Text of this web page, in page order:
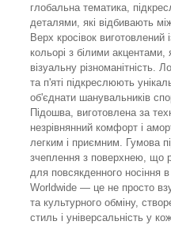
глобальна тематика,
деталями, які відбивають
Верх кросівок виготовлений
кольорі з білими акцентами,
візуальну різноманітність.
та п'яті підкреслюють
об'єднати шанувальників
Підошва, виготовлена за
незрівнянний комфорт і
легким і приємним. Гумова
зчеплення з поверхнею, що
для повсякденного носіння
Worldwide — це не просто
та культурного обміну,
стиль і універсальність у